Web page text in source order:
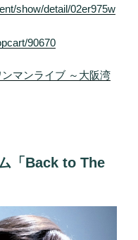
show/detail/02er975w
90670
マンライブ ～大阪湾
「Back to The